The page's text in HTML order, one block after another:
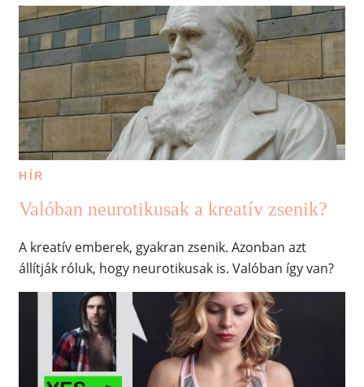
HÍR
Valóban neurotikusak a kreatív zsenik?
A kreatív emberek, gyakran zsenik. Azonban azt
állítják róluk, hogy neurotikusak is. Valóban így van?